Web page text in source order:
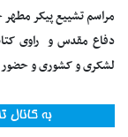
مراسم تشییع پیکر
دفاع مقدس و راوی
لشکری و کشوری و حضور